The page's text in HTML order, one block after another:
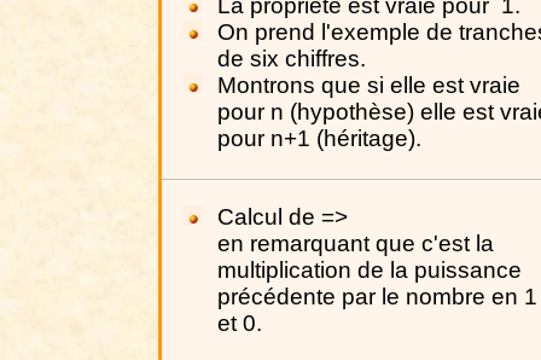
La propriété est vraie pour 1.
On prend l'exemple de
de six chiffres.
Montrons que si elle est vraie
pour n (hypothèse) elle est
pour n+1 (héritage).
Calcul de =>
en remarquant que c'est la
multiplication de la puissance
précédente par le nombre en 1
et 0.